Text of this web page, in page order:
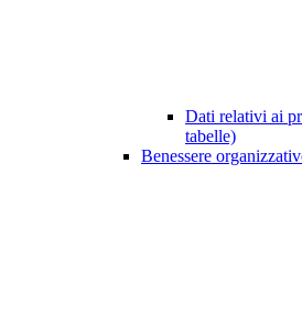
Dati relativi ai
tabelle)
Benessere